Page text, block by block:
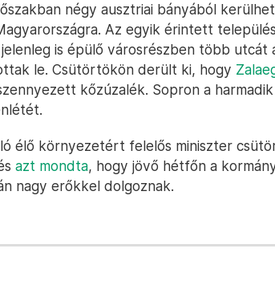
négy ausztriai bányából
Az egyik érintett település
is épülő városrészben több
le. Csütörtökön derült ki, hogy
kőzúzalék. Sopron a
élő környezetért felelős miniszter
azt mondta, hogy jövő hétfőn a
nagy erőkkel dolgoznak.